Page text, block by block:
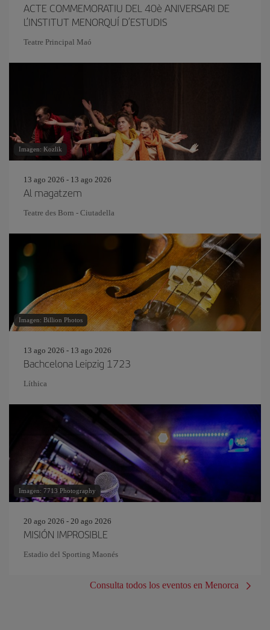
ACTE COMMEMORATIU DEL 40è ANIVERSARI DE
L’INSTITUT MENORQUÍ D’ESTUDIS
Teatre Principal Maó
Imagen: Kozlik
13 ago 2026 - 13 ago 2026
Al magatzem
Teatre des Born - Ciutadella
Imagen: Billion Photos
13 ago 2026 - 13 ago 2026
Bachcelona Leipzig 1723
Líthica
Imagen: 7713 Photography
20 ago 2026 - 20 ago 2026
MISIÓN IMPROSIBLE
Estadio del Sporting Maonés
Consulta todos los eventos en Menorca